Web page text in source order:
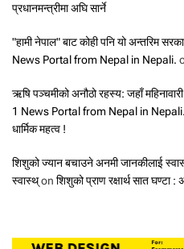
प्रधानमन्त्रीमा अघि सार्ने
"हामी नेपाल" बाट कोही पनि यो अन्तरिम
News Portal from Nepal in Nepali.
ऋषि पञ्चमीको अनौठो रहस्य: जहाँ
1 News Portal from Nepal in Nepali.
धार्मिक महत्व !
शिशुको ज्यान बचाउने अनमी जानकीलाई
स्वास्थ्on शिशुको प्राण रक्षार्थ सात घण्टा